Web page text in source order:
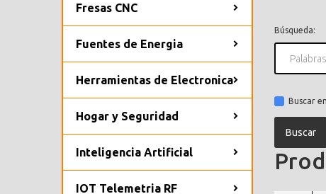
Fresas CNC
Fuentes de Energia
Herramientas de Electronica
Hogar y Seguridad
Inteligencia Artificial
IOT Telemetria RF
Búsqueda:
Buscar